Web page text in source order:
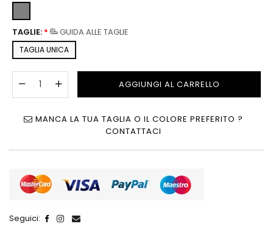
TAGLIE: * GUIDA ALLE TAGLIE
TAGLIA UNICA
AGGIUNGI AL CARRELLO
MANCA LA TUA TAGLIA O IL COLORE PREFERITO ?
CONTATTACI
Seguici: